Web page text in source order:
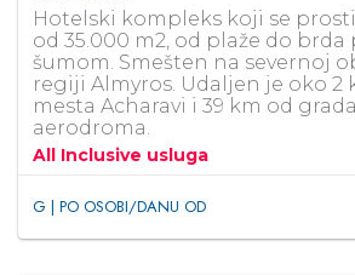
Hotelski kompleks koji se
od 35.000 m2, od plaže do
šumom. Smešten na severnoj
regiji Almyros. Udaljen je oko 2
mesta Acharavi i 39 km od
aerodroma.
All Inclusive usluga
G | PO OSOBI/DANU OD